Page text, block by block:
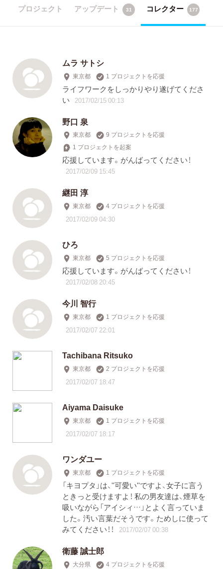
プロジェクト アップデート 31 コレクター 177
ムラ サトシ
東京都 1 プロジェクトを応援
ライフワークをしっかりやり遂げてくださ
い
2017/02/15 00:13
野口 泉
東京都
9 プロジェクトを応援
1 プロジェクトを起案
応援しています。がんばってください！
2017/02/09 15:45
継田 淳
東京都 4 プロジェクトを応援
2017/02/09 04:30
ひろ
東京都 5 プロジェクトを応援
応援しています。がんばってください！
2017/02/08 20:45
今川 智行
東京都 1 プロジェクトを応援
2017/02/07 22:01
Tachibana Ritsuko
東京都 2 プロジェクトを応援
2017/02/07 18:47
Aiyama Daisuke
東京都 1 プロジェクトを応援
2017/02/07 18:17
ワンダユー
東京都 1 プロジェクトを応援
「キヨプタ」は、''可愛い''ですよ、女子に言う
ときっと受けますよ！ 私の男友達は、煙草を
吸いながら「アイシィ…」とよく言っていま
した。汚い言葉だそうです。ためしに使って
みてください！！
2017/02/07 00:38
衛藤 誠士郎
大分県 4 プロジェクトを応援